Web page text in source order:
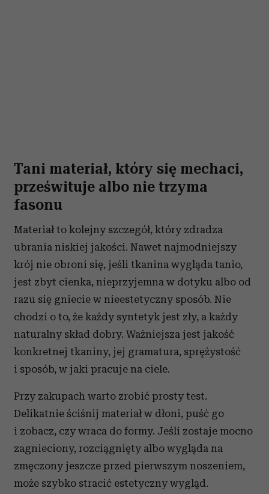
Tani materiał, który się mechaci,
prześwituje albo nie trzyma
fasonu
Materiał to kolejny szczegół, który zdradza
ubrania niskiej jakości. Nawet najmodniejszy
krój nie obroni się, jeśli tkanina wygląda tanio,
jest zbyt cienka, nieprzyjemna w dotyku albo od
razu się gniecie w nieestetyczny sposób. Nie
chodzi o to, że każdy syntetyk jest zły, a każdy
naturalny skład dobry. Ważniejsza jest jakość
konkretnej tkaniny, jej gramatura, sprężystość
i sposób, w jaki pracuje na ciele.
Przy zakupach warto zrobić prosty test.
Delikatnie ściśnij materiał w dłoni, puść go
i zobacz, czy wraca do formy. Jeśli zostaje mocno
zagnieciony, rozciągnięty albo wygląda na
zmęczony jeszcze przed pierwszym noszeniem,
może szybko stracić estetyczny wygląd.